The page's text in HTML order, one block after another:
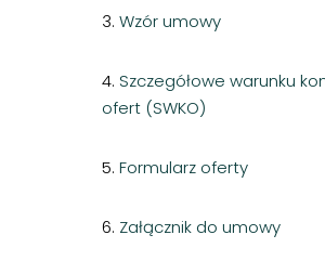
3. Wzór umowy
4. Szczegółowe warunku
ofert (SWKO)
5. Formularz oferty
6. Załącznik do umowy